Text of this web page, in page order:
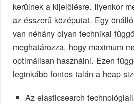
kerülnek a kijelölésre. Ilyenkor
az ésszerű középutat. Egy
van néhány olyan technikai
meghatározza, hogy maximum
optimálisan használni. Ezen
leginkább fontos talán a heap
Az elasticsearch